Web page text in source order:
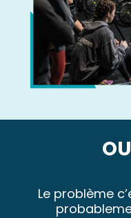
Le problème